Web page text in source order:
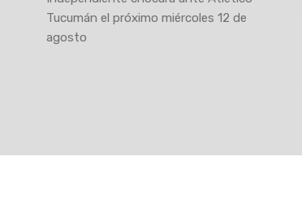
Tucumán el próximo miércoles 12 de
agosto